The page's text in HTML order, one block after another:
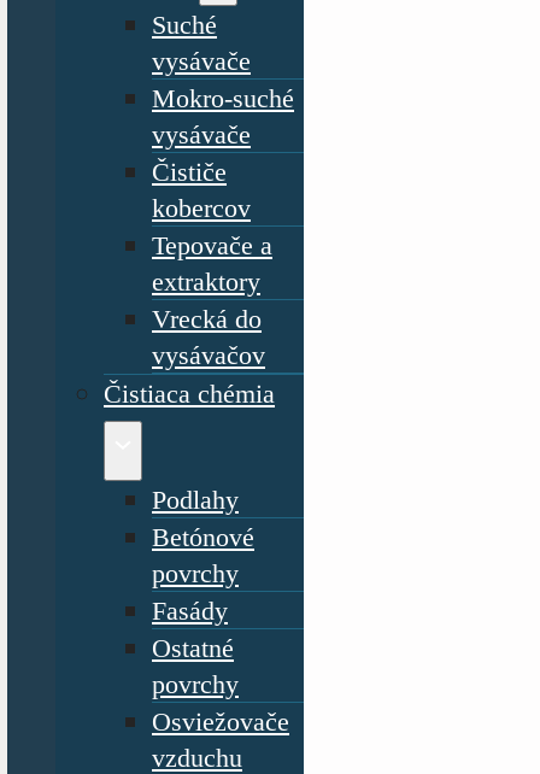
Suché
vysávače
Mokro-suché
vysávače
Čističe
kobercov
Tepovače a
extraktory
Vrecká do
vysávačov
Čistiaca chémia
Podlahy
Betónové
povrchy
Fasády
Ostatné
povrchy
Osviežovače
vzduchu